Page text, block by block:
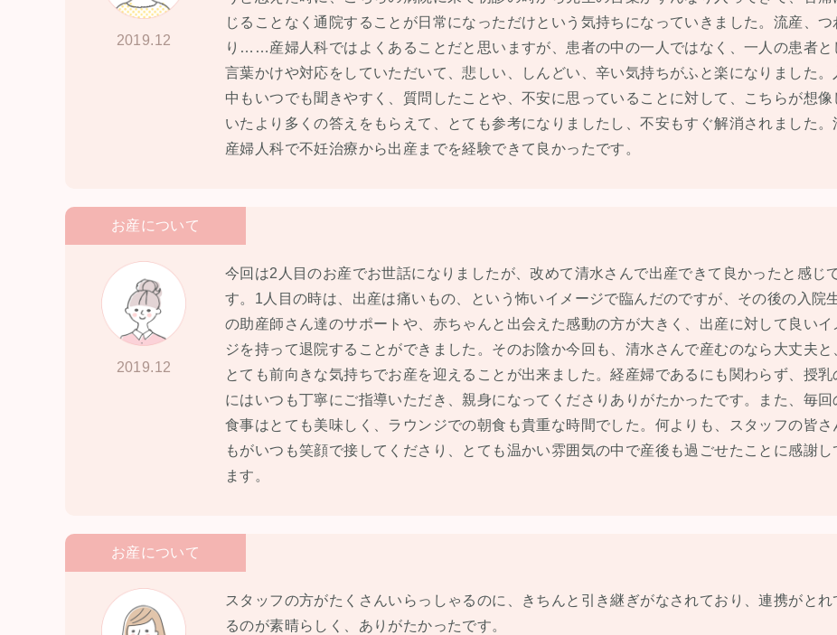
2019.12
じることなく通院することが日常になっただけという気持ちになっていきました。流産、つ
り……産婦人科ではよくあることだと思いますが、患者の中の一人ではなく、一人の患者と
言葉かけや対応をしていただいて、悲しい、しんどい、辛い気持ちがふと楽になりました。
中もいつでも聞きやすく、質問したことや、不安に思っていることに対して、こちらが想像
いたより多くの答えをもらえて、とても参考になりましたし、不安もすぐ解消されました。
産婦人科で不妊治療から出産までを経験できて良かったです。
お産について
2019.12
今回は2人目のお産でお世話になりましたが、改めて清水さんで出産できて良かったと感じ
す。1人目の時は、出産は痛いもの、という怖いイメージで臨んだのですが、その後の入院
の助産師さん達のサポートや、赤ちゃんと出会えた感動の方が大きく、出産に対して良いイ
ジを持って退院することができました。そのお陰か今回も、清水さんで産むのなら大丈夫と
とても前向きな気持ちでお産を迎えることが出来ました。経産婦であるにも関わらず、授乳
にはいつも丁寧にご指導いただき、親身になってくださりありがたかったです。また、毎回
食事はとても美味しく、ラウンジでの朝食も貴重な時間でした。何よりも、スタッフの皆さ
もがいつも笑顔で接してくださり、とても温かい雰囲気の中で産後も過ごせたことに感謝し
ます。
お産について
スタッフの方がたくさんいらっしゃるのに、きちんと引き継ぎがなされており、連携がとれ
るのが素晴らしく、ありがたかったです。